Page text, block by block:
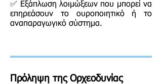
✅ Εξάπλωση λοιμώξεων που μπορεί να
επηρεάσουν το ουροποιητικό ή το
αναπαραγωγικό σύστημα.
Πρόληψη της Ορχεοδυνίας